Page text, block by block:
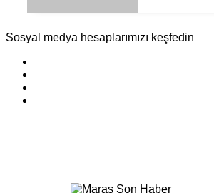
Sosyal medya hesaplarımızı keşfedin